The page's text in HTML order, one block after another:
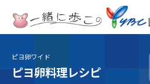
テレビ
TV
ピヨ卵ワイド
ピヨ卵料理レシピ